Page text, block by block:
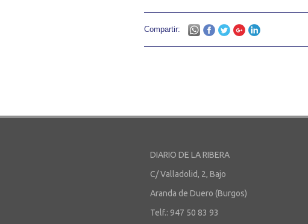
Compartir:
DIARIO DE LA RIBERA
C/ Valladolid, 2, Bajo
Aranda de Duero (Burgos)
Telf.: 947 50 83 93